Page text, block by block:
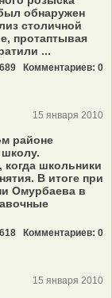
обнаружен
столичной
протаптывая
...
Комментариев: 0
15 января 2010
районе
школьники
В итоге при
Омурбаева в
Комментариев: 0
15 января 2010